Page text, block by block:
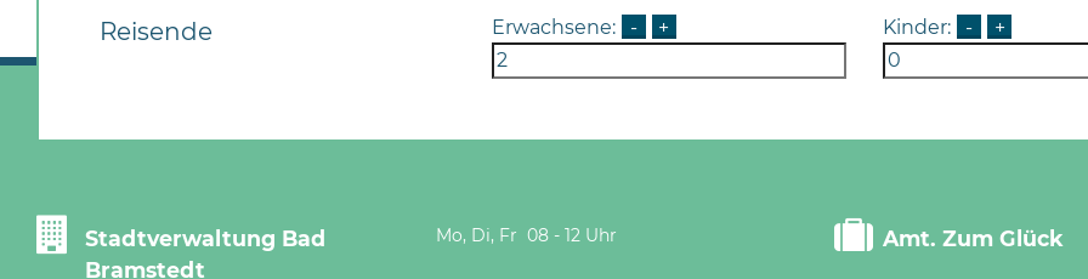
Reisende Erwachsene: - + Kinder: - +
Stadtverwaltung Bad
Bramstedt
Mo, Di, Fr 08 - 12 Uhr Amt. Zum Glück